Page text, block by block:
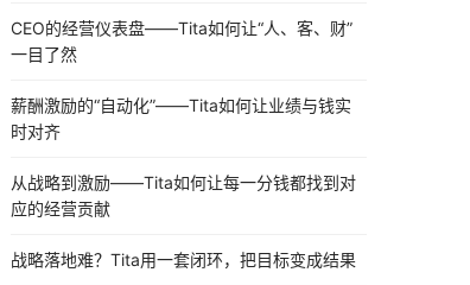
CEO的经营仪表盘——Tita如何让“人、客、财”
一目了然
薪酬激励的“自动化”——Tita如何让业绩与钱实
时对齐
从战略到激励——Tita如何让每一分钱都找到对
应的经营贡献
战略落地难？Tita用一套闭环，把目标变成结果